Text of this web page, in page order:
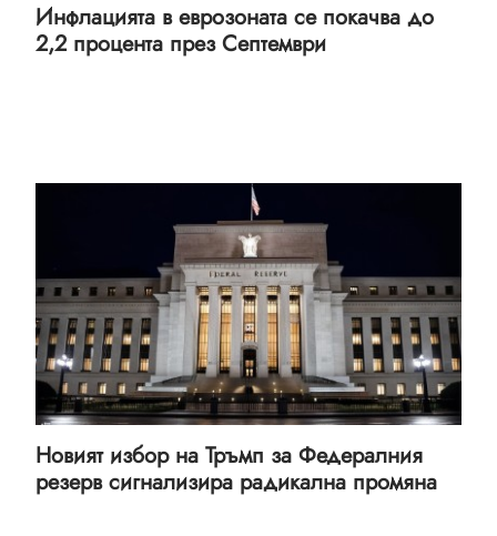
Инфлацията в еврозоната се покачва до
2,2 процента през Септември
Новият избор на Тръмп за Федералния
резерв сигнализира радикална промяна